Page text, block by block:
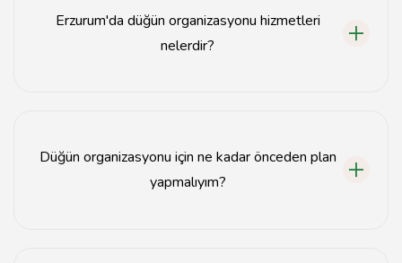
Erzurum'da düğün organizasyonu hizmetleri
nelerdir?
Düğün organizasyonu için ne kadar önceden plan
yapmalıyım?